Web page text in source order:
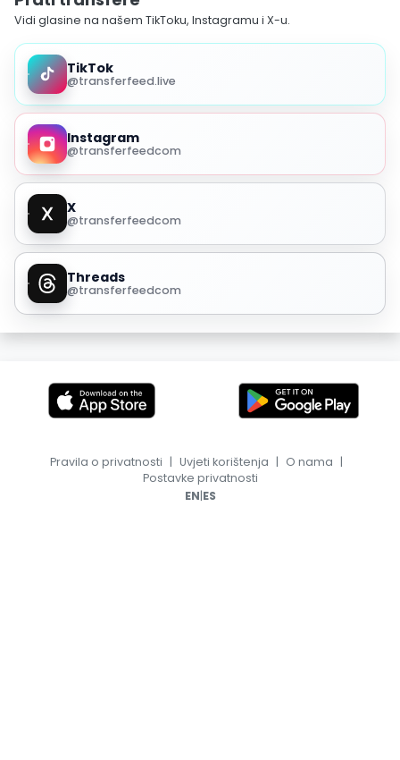
Vidi glasine na našem TikToku, Instagramu i X-u.
TikTok
@transferfeed.live
Instagram
@transferfeedcom
X
@transferfeedcom
Threads
@transferfeedcom
Pravila o privatnosti | Uvjeti korištenja | O nama |
Postavke privatnosti
EN|ES